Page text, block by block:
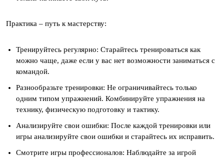
Практика – путь к мастерству:
Тренируйтесь регулярно: Старайтесь тренироваться как
можно чаще, даже если у вас нет возможности заниматься с
командой.
Разнообразьте тренировки: Не ограничивайтесь только
одним типом упражнений. Комбинируйте упражнения на
технику, физическую подготовку и тактику.
Анализируйте свои ошибки: После каждой тренировки или
игры анализируйте свои ошибки и старайтесь их исправить.
Смотрите игры профессионалов: Наблюдайте за игрой